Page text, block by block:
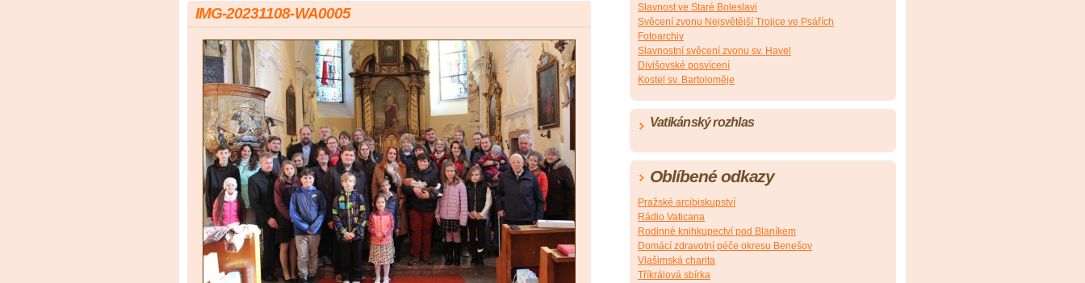
IMG-20231108-WA0005
Slavnost ve Staré Boleslavi
Svěcení zvonu Nejsvětější Trojice ve Psářích
Fotoarchiv
Slavnostní svěcení zvonu sv. Havel
Divišovské posvícení
Kostel sv. Bartoloměje
Vatikánský rozhlas
Oblíbené odkazy
Pražské arcibiskupství
Rádio Vaticana
Rodinné knihkupectví pod Blaníkem
Domácí zdravotní péče okresu Benešov
Vlašimská charita
Tříkrálová sbírka